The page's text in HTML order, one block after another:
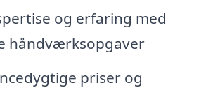
og erfaring med
håndværksopgaver
priser og